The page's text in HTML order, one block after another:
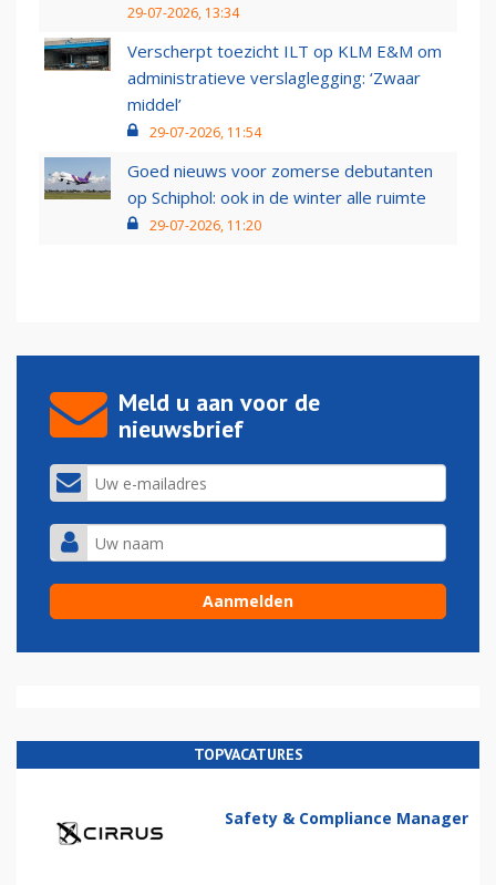
29-07-2026, 13:34
Verscherpt toezicht ILT op KLM E&M om
administratieve verslaglegging: ‘Zwaar
middel’
29-07-2026, 11:54
Goed nieuws voor zomerse debutanten
op Schiphol: ook in de winter alle ruimte
29-07-2026, 11:20
Meld u aan voor de
nieuwsbrief
TOPVACATURES
Safety & Compliance Manager